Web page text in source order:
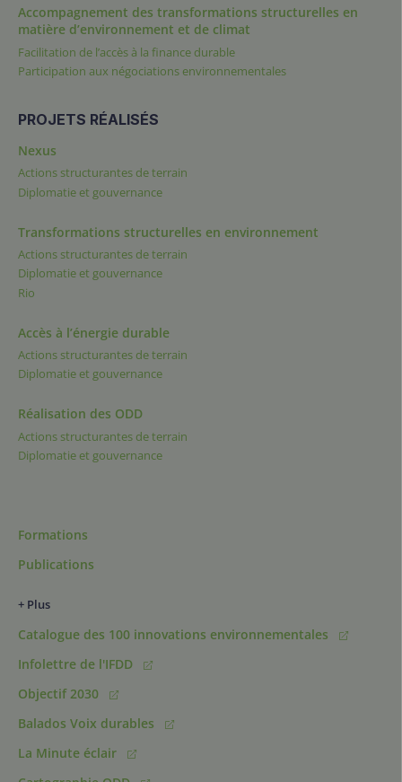
Accompagnement des transformations structurelles en
matière d’environnement et de climat
Facilitation de l’accès à la finance durable
Participation aux négociations environnementales
PROJETS RÉALISÉS
Nexus
Actions structurantes de terrain
Diplomatie et gouvernance
Transformations structurelles en environnement
Actions structurantes de terrain
Diplomatie et gouvernance
Rio
Accès à l’énergie durable
Actions structurantes de terrain
Diplomatie et gouvernance
Réalisation des ODD
Actions structurantes de terrain
Diplomatie et gouvernance
Formations
Publications
+ Plus
Catalogue des 100 innovations environnementales
Infolettre de l'IFDD
Objectif 2030
Balados Voix durables
La Minute éclair